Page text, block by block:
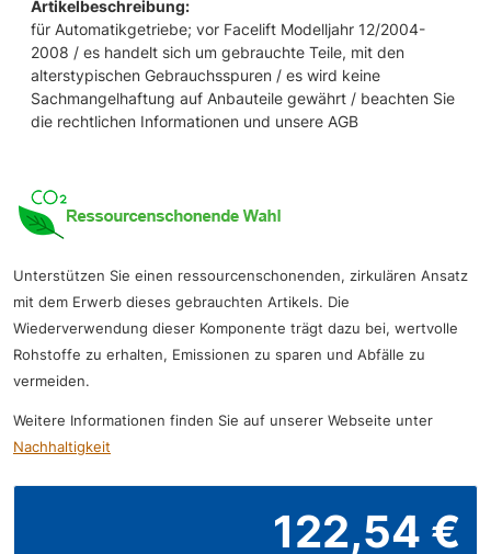
Artikelbeschreibung:
für Automatikgetriebe; vor Facelift Modelljahr 12/2004-
2008 / es handelt sich um gebrauchte Teile, mit den
alterstypischen Gebrauchsspuren / es wird keine
Sachmangelhaftung auf Anbauteile gewährt / beachten Sie
die rechtlichen Informationen und unsere AGB
Unterstützen Sie einen ressourcenschonenden, zirkulären Ansatz
mit dem Erwerb dieses gebrauchten Artikels. Die
Wiederverwendung dieser Komponente trägt dazu bei, wertvolle
Rohstoffe zu erhalten, Emissionen zu sparen und Abfälle zu
vermeiden.
Weitere Informationen finden Sie auf unserer Webseite unter
Nachhaltigkeit
122,54 €